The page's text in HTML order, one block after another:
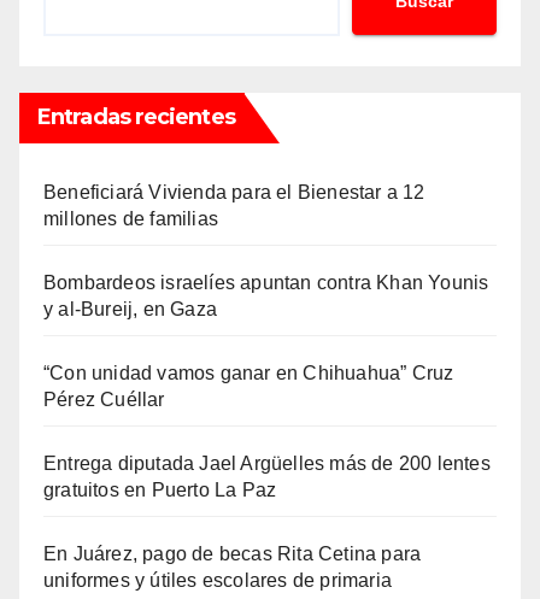
Entradas recientes
Beneficiará Vivienda para el Bienestar a 12
millones de familias
Bombardeos israelíes apuntan contra Khan Younis
y al-Bureij, en Gaza
“Con unidad vamos ganar en Chihuahua” Cruz
Pérez Cuéllar
Entrega diputada Jael Argüelles más de 200 lentes
gratuitos en Puerto La Paz
En Juárez, pago de becas Rita Cetina para
uniformes y útiles escolares de primaria